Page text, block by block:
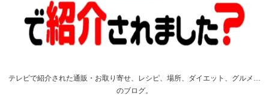
テレビで紹介された通販・お取り寄せ、レシピ、場所、ダイエット、グルメ…
のブログ。